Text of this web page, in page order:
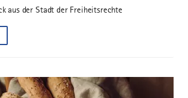
aus der Stadt der Freiheitsrechte